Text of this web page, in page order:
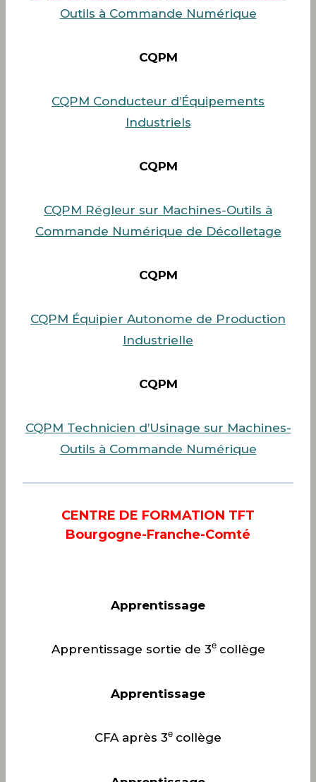
Outils à Commande Numérique
CQPM
CQPM Conducteur d’Équipements
Industriels
CQPM
CQPM Régleur sur Machines-Outils à
Commande Numérique de Décolletage
CQPM
CQPM Équipier Autonome de Production
Industrielle
CQPM
CQPM Technicien d’Usinage sur Machines-
Outils à Commande Numérique
CENTRE DE FORMATION TFT
Bourgogne-Franche-Comté
Apprentissage
Apprentissage sortie de 3e collège
Apprentissage
CFA après 3e collège